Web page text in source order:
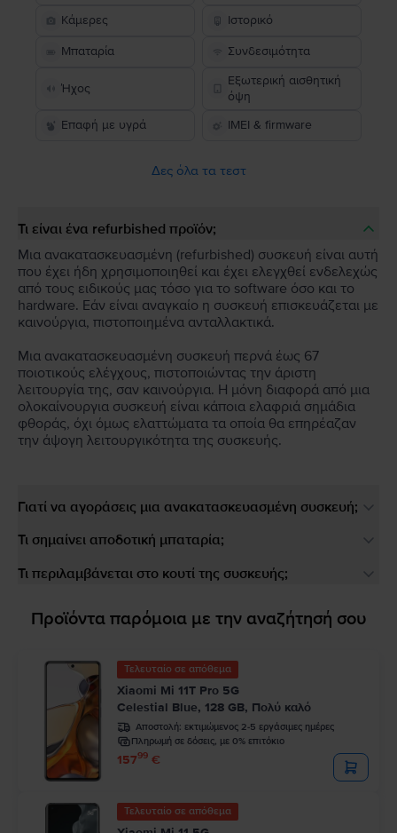
Κάμερες
Ιστορικό
Μπαταρία Συνδεσιμότητα
Ήχος
Εξωτερική αισθητική
όψη
Επαφή με υγρά
IMEI & firmware
Δες όλα τα τεστ
Τι είναι ένα refurbished προϊόν;
Μια ανακατασκευασμένη (refurbished) συσκευή είναι αυτή
που έχει ήδη χρησιμοποιηθεί και έχει ελεγχθεί ενδελεχώς
από τους ειδικούς μας τόσο για το software όσο και το
hardware. Εάν είναι αναγκαίο η συσκευή επισκευάζεται με
καινούργια, πιστοποιημένα ανταλλακτικά.
Μια ανακατασκευασμένη συσκευή περνά έως 67
ποιοτικούς ελέγχους, πιστοποιώντας την άριστη
λειτουργία της, σαν καινούργια. Η μόνη διαφορά από μια
ολοκαίνουργια συσκευή είναι κάποια ελαφριά σημάδια
φθοράς, όχι όμως ελαττώματα τα οποία θα επηρέαζαν
την άψογη λειτουργικότητα της συσκευής.
Γιατί να αγοράσεις μια ανακατασκευασμένη συσκευή;
Τι σημαίνει αποδοτική μπαταρία;
Τι περιλαμβάνεται στο κουτί της συσκευής;
Προϊόντα παρόμοια με την αναζήτησή σου
Τελευταίο σε απόθεμα
Xiaomi Mi 11T Pro 5G
Celestial Blue, 128 GB, Πολύ καλό
Αποστολή: εκτιμώμενος 2-5 εργάσιμες ημέρες
Πληρωμή σε δόσεις, με 0% επιτόκιο
15799 €
Τελευταίο σε απόθεμα